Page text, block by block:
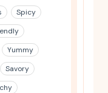
Spicy
Yummy
Savory